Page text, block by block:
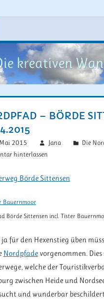
DIE
– BÖRDE
2015 Jana
Die
hinterlassen
Börde Sittensen
Börde Sittensen incl. Tister
für den Hexenstieg üben
Nordpfadevorgenommen. Dies
welche der
zwischen Heide und
und wunderbar